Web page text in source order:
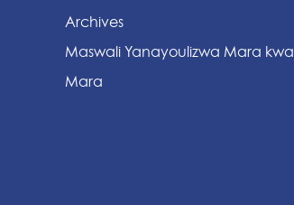
Archives
Maswali Yanayoulizwa Mara kwa
Mara